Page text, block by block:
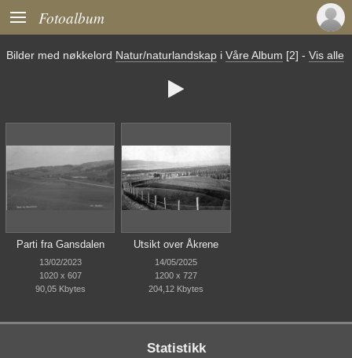
 Fotoalbum
Bilder med nøkkelord Natur/naturlandskap i Våre Album [2] - Vis alle

Parti fra Gansdalen
13/02/2023
1020 x 607
90,05 Kbytes
Utsikt over Åkrene
14/05/2025
1200 x 727
204,12 Kbytes
Statistikk